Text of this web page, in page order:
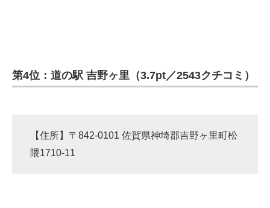
第4位：道の駅 吉野ヶ里（3.7pt／2543クチコミ）
【住所】〒842-0101 佐賀県神埼郡吉野ヶ里町松
隈1710-11